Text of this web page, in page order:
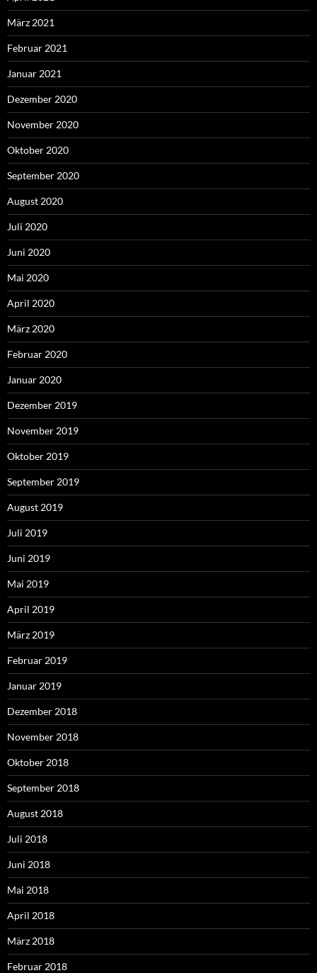
März 2021
Februar 2021
Januar 2021
Dezember 2020
November 2020
Oktober 2020
September 2020
August 2020
Juli 2020
Juni 2020
Mai 2020
April 2020
März 2020
Februar 2020
Januar 2020
Dezember 2019
November 2019
Oktober 2019
September 2019
August 2019
Juli 2019
Juni 2019
Mai 2019
April 2019
März 2019
Februar 2019
Januar 2019
Dezember 2018
November 2018
Oktober 2018
September 2018
August 2018
Juli 2018
Juni 2018
Mai 2018
April 2018
März 2018
Februar 2018